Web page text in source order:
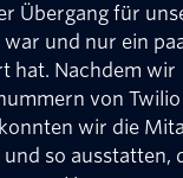
Übergang für
war und nur ein
hat. Nachdem wir
von
wir die
so ausstatten,